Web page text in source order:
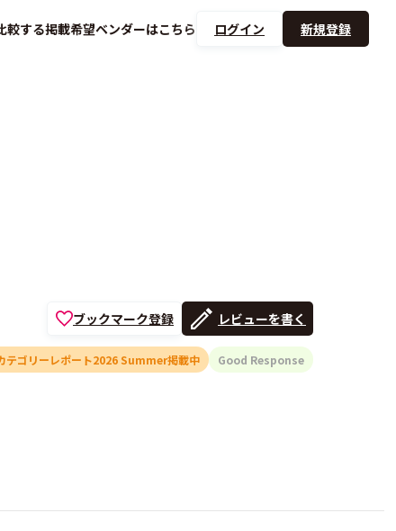
較する掲載希望ベンダーはこちら ログイン 新規登録
ブックマーク登録 レビューを書く
テゴリーレポート2026 Summer掲載中 Good Response